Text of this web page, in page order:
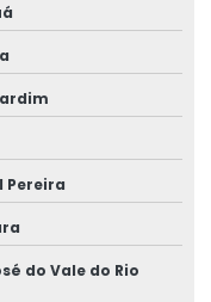
em am
Pereira
do Vale do Rio